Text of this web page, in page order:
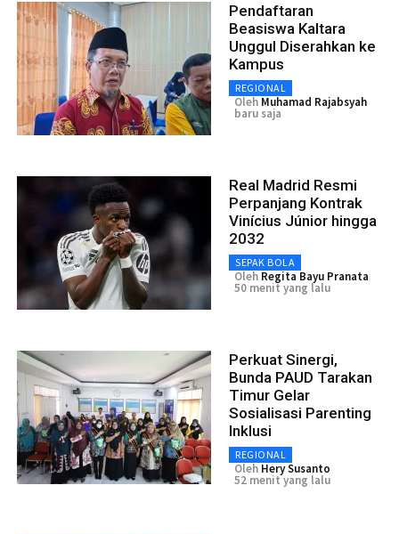
Pendaftaran
Beasiswa Kaltara
Unggul Diserahkan ke
Kampus
REGIONAL
Oleh Muhamad Rajabsyah
baru saja
Real Madrid Resmi
Perpanjang Kontrak
Vinícius Júnior hingga
2032
SEPAK BOLA
Oleh Regita Bayu Pranata
50 menit yang lalu
Perkuat Sinergi,
Bunda PAUD Tarakan
Timur Gelar
Sosialisasi Parenting
Inklusi
REGIONAL
Oleh Hery Susanto
52 menit yang lalu